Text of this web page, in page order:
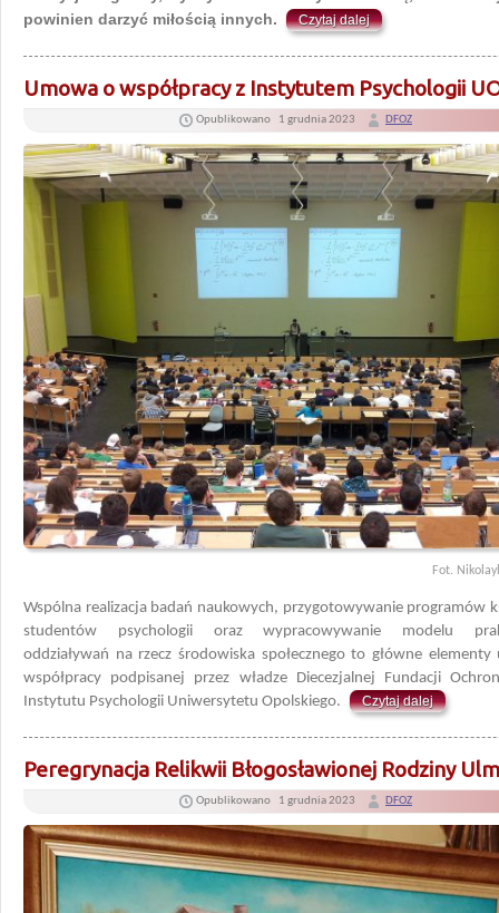
powinien darzyć miłością innych.
Czytaj dalej
Umowa o współpracy z Instytutem Psychologii
Opublikowano 1 grudnia 2023 DFOZ
Fot.
Wspólna realizacja badań naukowych, przygotowywanie programów
studentów psychologii oraz wypracowywanie modelu
oddziaływań na rzecz środowiska społecznego to główne
współpracy podpisanej przez władze Diecezjalnej Fundacji
Instytutu Psychologii Uniwersytetu Opolskiego.
Czytaj dalej
Peregrynacja Relikwii Błogosławionej Rodziny
Opublikowano 1 grudnia 2023 DFOZ